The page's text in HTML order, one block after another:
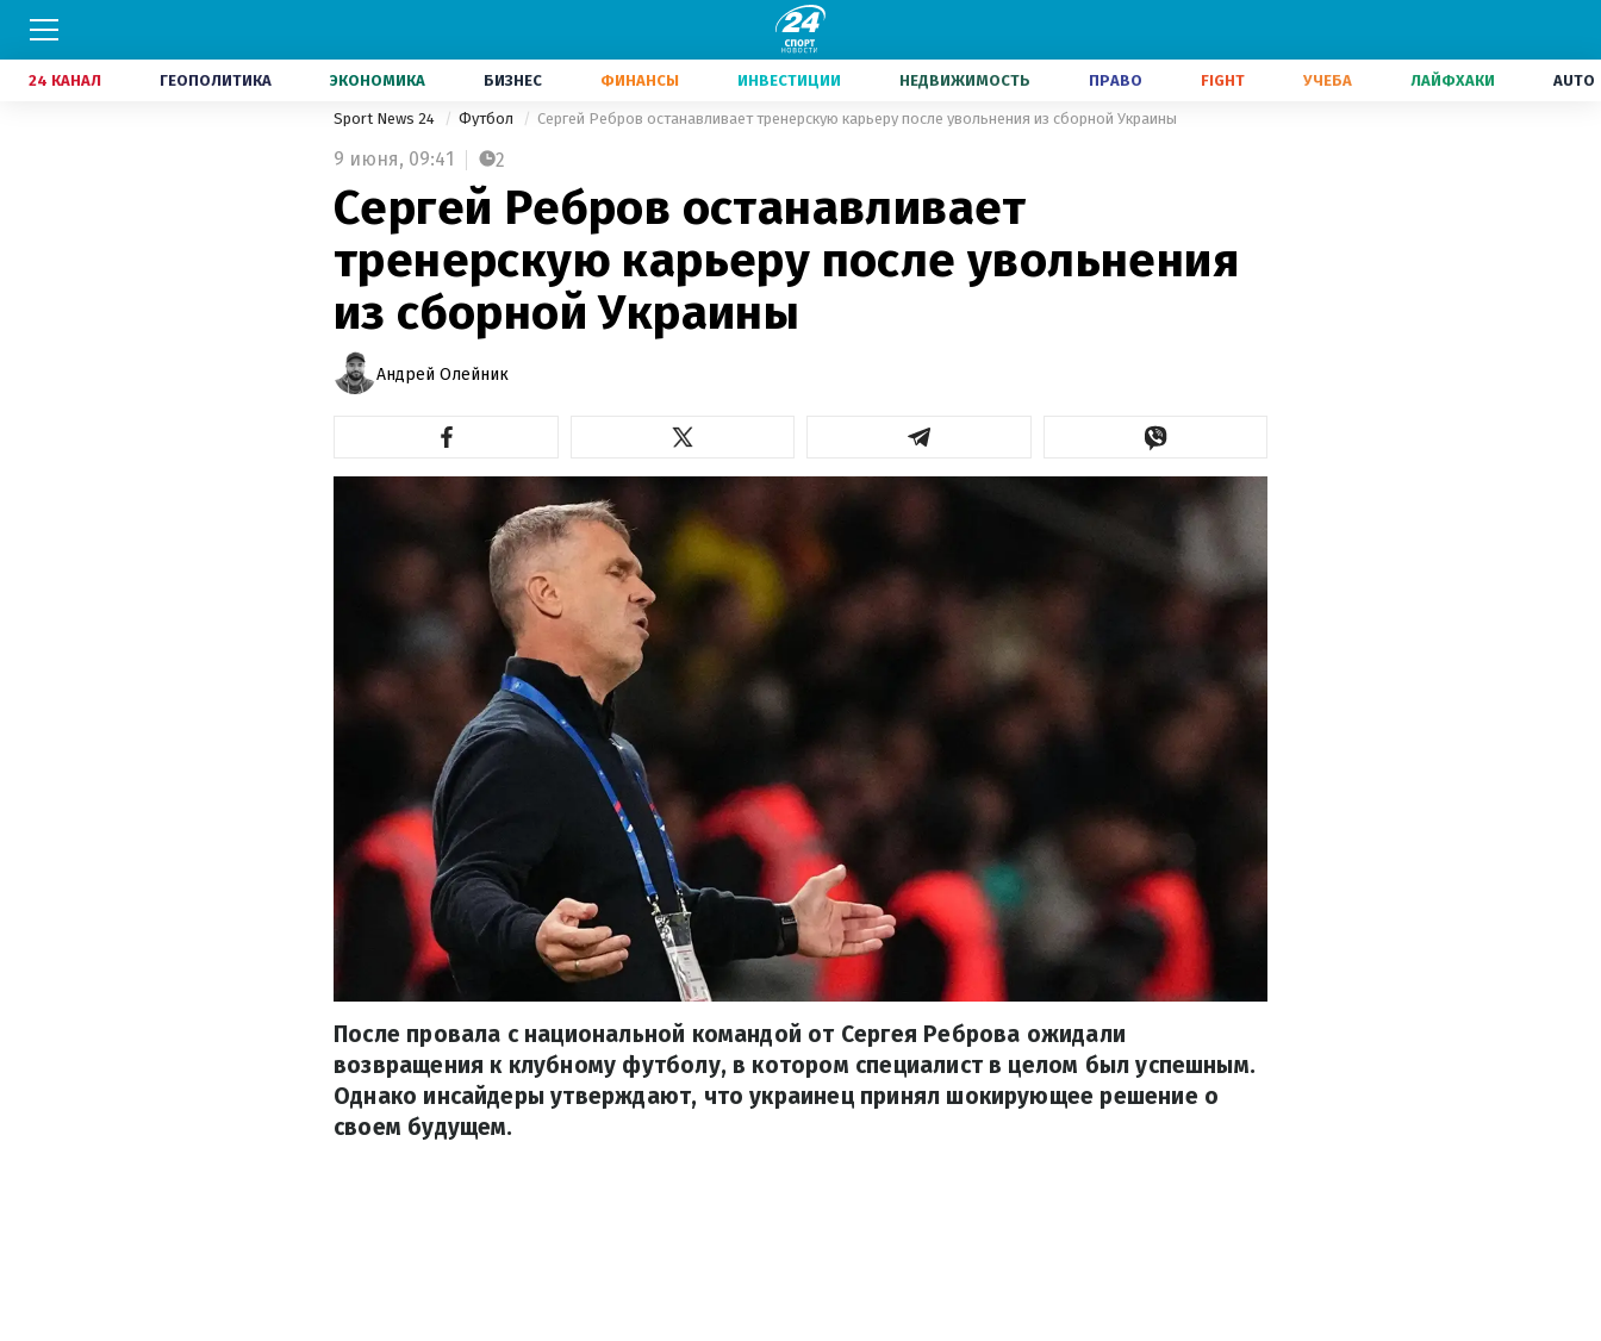
24 КАНАЛ ГЕОПОЛИТИКА ЭКОНОМИКА БИЗНЕС ФИНАНСЫ ИНВЕСТИЦИИ НЕДВИЖИМОСТЬ ПРАВО FIGHT УЧЕБА ЛАЙФХАКИ AUTO
Sport News 24 Футбол Сергей Ребров останавливает тренерскую карьеру после увольнения из сборной Украины
9 июня, 09:41 2
Сергей Ребров останавливает
тренерскую карьеру после увольнения
из сборной Украины
Андрей Олейник
После провала с национальной командой от Сергея Реброва ожидали
возвращения к клубному футболу, в котором специалист в целом был успешным.
Однако инсайдеры утверждают, что украинец принял шокирующее решение о
своем будущем.